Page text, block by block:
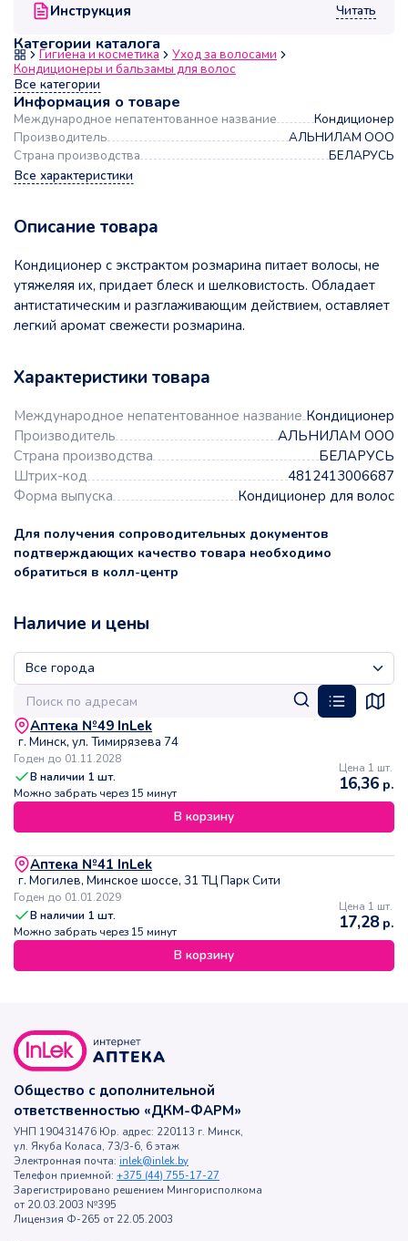
Инструкция Читать
Категории каталога
Гигиена и косметика
Уход за волосами
Кондиционеры и бальзамы для волос
Все категории
Информация о товаре
Международное непатентованное название
Кондиционер
Производитель
АЛЬНИЛАМ ООО
Страна производства
БЕЛАРУСЬ
Все характеристики
Описание товара
Кондиционер с экстрактом розмарина питает волосы, не
утяжеляя их, придает блеск и шелковистость. Обладает
антистатическим и разглаживающим действием, оставляет
легкий аромат свежести розмарина.
Характеристики товара
Международное непатентованное название Кондиционер
Производитель
АЛЬНИЛАМ ООО
Страна производства
БЕЛАРУСЬ
Штрих-код
4812413006687
Форма выпуска
Кондиционер для волос
Для получения сопроводительных документов
подтверждающих качество товара необходимо
обратиться в колл-центр
Наличие и цены
Аптека №49 InLek
г. Минск, ул. Тимирязева 74
Годен до 01.11.2028
В наличии 1 шт.
Можно забрать через 15 минут
Цена 1 шт.
16,36 р.
В корзину
Аптека №41 InLek
г. Могилев, Минское шоссе, 31 ТЦ Парк Сити
Годен до 01.01.2029
В наличии 1 шт.
Можно забрать через 15 минут
Цена 1 шт.
17,28р.
В корзину
Общество с дополнительной
ответственностью «ДКМ-ФАРМ»
УНП 190431476 Юр. адрес: 220113 г. Минск,
ул. Якуба Коласа, 73/3-6, 6 этаж
Электронная почта: inlek@inlek.by
Телефон приемной: +375 (44) 755-17-27
Зарегистрировано решением Мингорисполкома
от 20.03.2003 №395
Лицензия Ф-265 от 22.05.2003